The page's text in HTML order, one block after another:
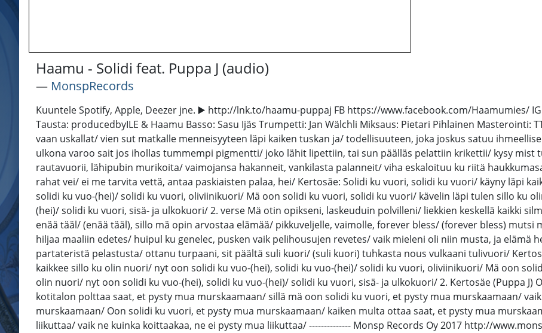
Haamu - Solidi feat. Puppa J (audio)
― MonspRecords
Kuuntele Spotify, Apple, Deezer jne. ▶️ http://lnk.to/haamu-puppaj FB https://www.facebook.com/Haamumies/
Tausta: producedbyILE & Haamu Basso: Sasu Ijäs Trumpetti: Jan Wälchli Miksaus: Pietari Pihlainen Masterointi:
vaan uskallat/ vien sut matkalle menneisyyteen läpi kaiken tuskan ja/ todellisuuteen, joka joskus satuu
ulkona varoo sait jos ihollas tummempi pigmentti/ joko lähit lipettiin, tai sun päälläs pelattiin krikettii/ kysy
rautavuorii, lähipubin murikoita/ vaimojansa hakanneit, vankilasta palanneit/ viha eskaloituu ku riitä
rahat vei/ ei me tarvita vettä, antaa paskiaisten palaa, hei/ Kertosäe: Solidi ku vuori, solidi ku vuori/ käyny läpi
solidi ku vuo-(hei)/ solidi ku vuori, oliviinikuori/ Mä oon solidi ku vuori, solidi ku vuori/ kävelin läpi tulen sillo ku
(hei)/ solidi ku vuori, sisä- ja ulkokuori/ 2. verse Mä otin opikseni, laskeuduin polvilleni/ liekkien keskellä kaikki
enää tääl/ (enää tääl), sillo mä opin arvostaa elämää/ pikkuveljelle, vaimolle, forever bless/ (forever bless) mutsi
hiljaa maaliin edetes/ huipul ku genelec, pusken vaik pelihousujen revetes/ vaik mieleni oli niin musta, ja elämä
partateristä pelastusta/ ottanu turpaani, sit päältä suli kuori/ (suli kuori) tuhkasta nous vulkaani tulivuori/
kaikkee sillo ku olin nuori/ nyt oon solidi ku vuo-(hei), solidi ku vuo-(hei)/ solidi ku vuori, oliviinikuori/ Mä oon
olin nuori/ nyt oon solidi ku vuo-(hei), solidi ku vuo-(hei)/ solidi ku vuori, sisä- ja ulkokuori/ 2. Kertosäe (Puppa
kotitalon polttaa saat, et pysty mua murskaamaan/ sillä mä oon solidi ku vuori, et pysty mua murskaamaan/
murskaamaan/ Oon solidi ku vuori, et pysty mua murskaamaan/ kaiken multa ottaa saat, et pysty mua
liikuttaa/ vaik ne kuinka koittaakaa, ne ei pysty mua liikuttaa/ -------------- Monsp Records Oy 2017 http://